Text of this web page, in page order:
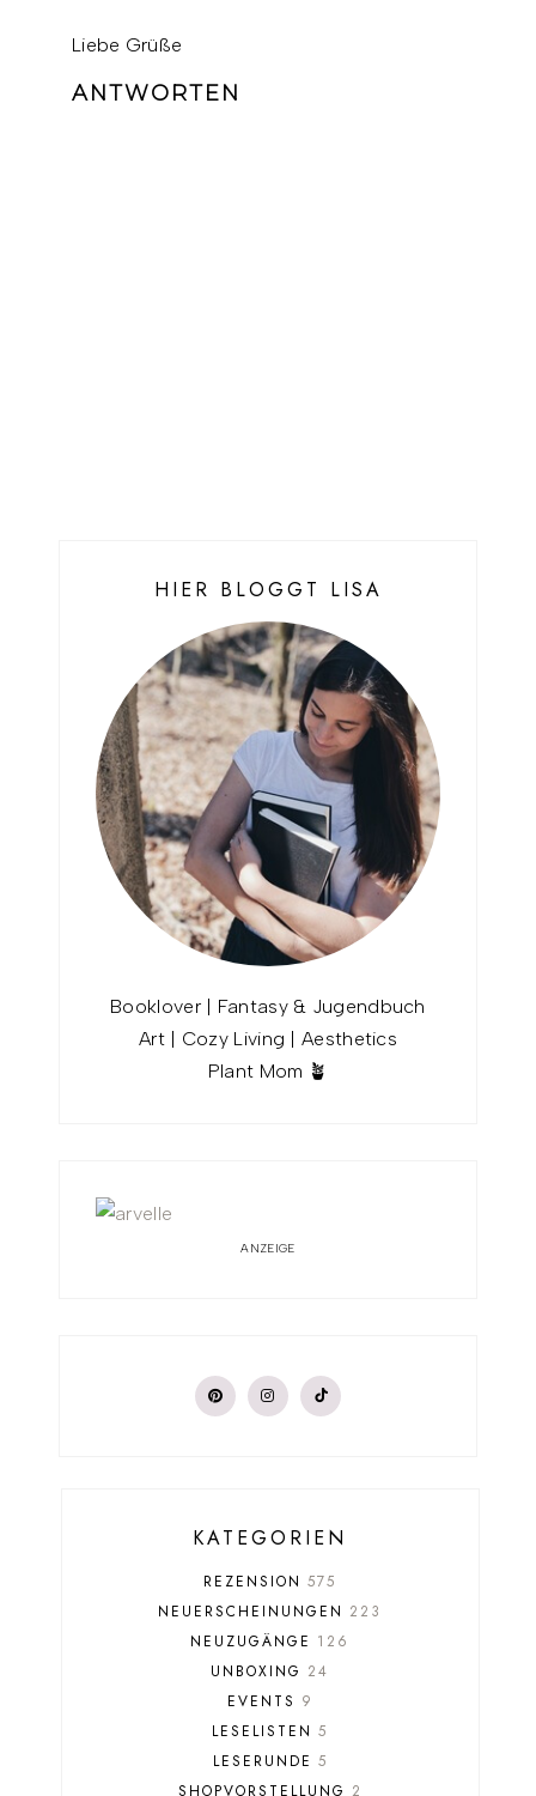
Liebe Grüße
ANTWORTEN
HIER BLOGGT LISA
Booklover | Fantasy & Jugendbuch
Art | Cozy Living | Aesthetics
Plant Mom 🪴
ANZEIGE
KATEGORIEN
REZENSION 575
NEUERSCHEINUNGEN 223
NEUZUGÄNGE 126
UNBOXING 24
EVENTS 9
LESELISTEN 5
LESERUNDE 5
SHOPVORSTELLUNG 2